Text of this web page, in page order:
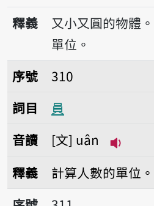
播放音讀
釋義 又小又圓的物體。
單位。
序號310員
序號
310
詞目
員
音讀
文 uân
釋義 計算人數的單位。
序號311碗